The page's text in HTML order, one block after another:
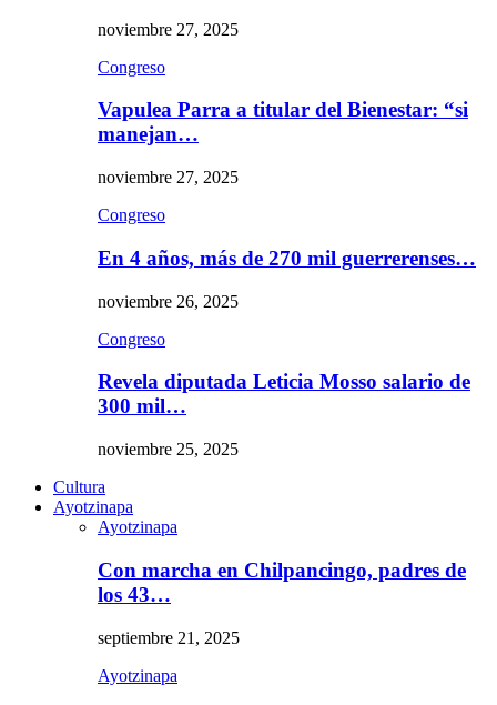
noviembre 27, 2025
Congreso
Vapulea Parra a titular del Bienestar: “si
manejan…
noviembre 27, 2025
Congreso
En 4 años, más de 270 mil guerrerenses…
noviembre 26, 2025
Congreso
Revela diputada Leticia Mosso salario de
300 mil…
noviembre 25, 2025
Cultura
Ayotzinapa
Ayotzinapa
Con marcha en Chilpancingo, padres de
los 43…
septiembre 21, 2025
Ayotzinapa